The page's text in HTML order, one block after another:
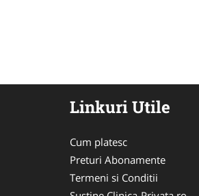
Linkuri Utile
Cum platesc
Preturi Abonamente
Termeni si Conditii